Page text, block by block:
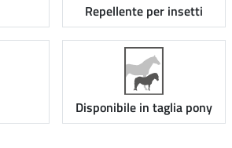
Repellente per insetti
Disponibile in taglia pony